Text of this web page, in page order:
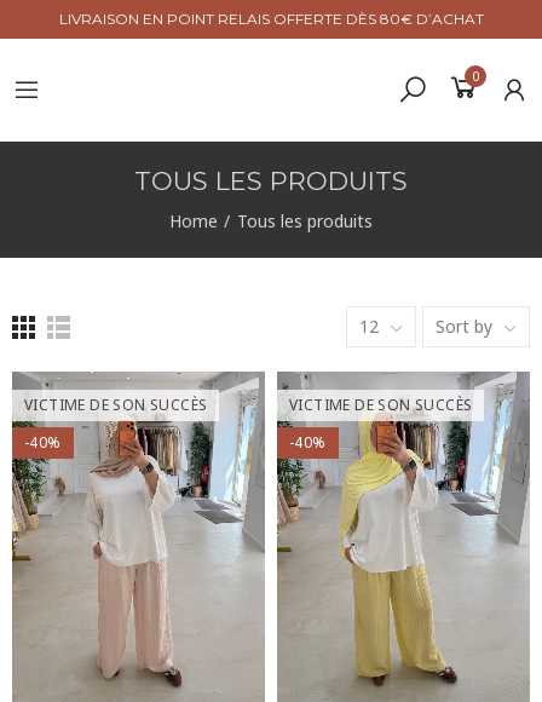
LIVRAISON EN POINT RELAIS OFFERTE DÈS 80€ D’ACHAT
0
TOUS LES PRODUITS
Home Tous les produits
12 Sort by
VICTIME DE SON SUCCÈS
-40%
VICTIME DE SON SUCCÈS
-40%